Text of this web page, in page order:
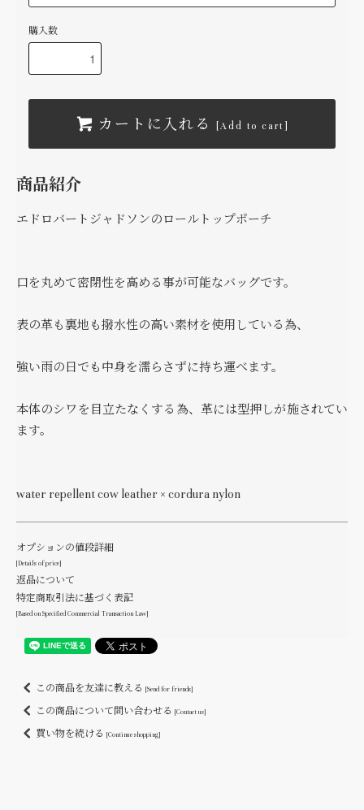
購入数
カートに入れる [Add to cart]
商品紹介
エドロバートジャドソンのロールトップポーチ
口を丸めて密閉性を高める事が可能なバッグです。
表の革も裏地も撥水性の高い素材を使用している為、
強い雨の日でも中身を濡らさずに持ち運べます。
本体のシワを目立たなくする為、革には型押しが施されてい
ます。
water repellent cow leather × cordura nylon
オプションの値段詳細
[Details of price]
返品について
特定商取引法に基づく表記
[Based on Specified Commercial Transaction Law]
この商品を友達に教える [Send for friends]
この商品について問い合わせる [Contact us]
買い物を続ける [Continue shopping]